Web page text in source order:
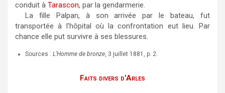
conduit à Tarascon, par la gendarmerie.
La fille Palpan, à son arrivée par le bateau, fut
transportée à l’hôpital où la confrontation eut lieu. Par
chance elle put survivre à ses blessures.
Sources : L’Homme de bronze, 3 juillet 1881, p. 2.
Faits divers d’Arles